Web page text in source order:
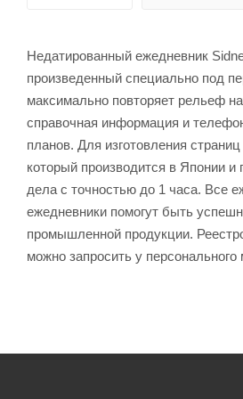
Недатированный ежедневник
произведенный специально под
максимально повторяет рельеф
справочная информация и
планов. Для изготовления
который производится в Японии
дела с точностью до 1 часа. Все
ежедневники помогут быть
промышленной продукции.
можно запросить у